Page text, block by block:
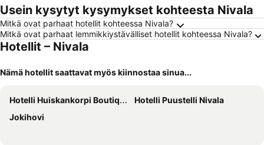
Usein kysytyt kysymykset kohteesta Nivala
Mitkä ovat parhaat hotellit kohteessa Nivala?
Mitkä ovat parhaat lemmikkiystävälliset hotellit kohteessa Nivala?
Hotellit – Nivala
Nämä hotellit saattavat myös kiinnostaa sinua...
Hotelli Huiskankorpi Boutique Hotel
Hotelli Puustelli Nivala
Jokihovi